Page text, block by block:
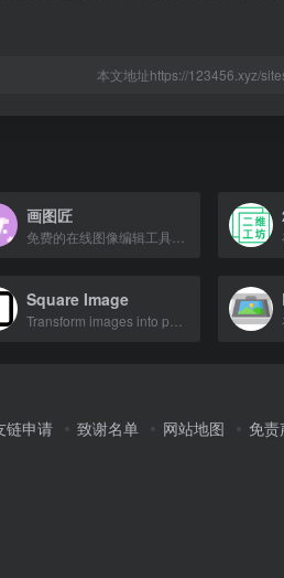
本文地址https://123456.xyz/
画图匠
Square Image
链申请 致谢名单 网站地图 免责